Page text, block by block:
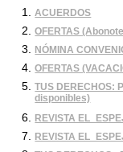
ACUERDOS
OFERTAS
NÓMINA
OFERTAS
TUS DERECHOS:
disponibles)
REVISTA
REVISTA